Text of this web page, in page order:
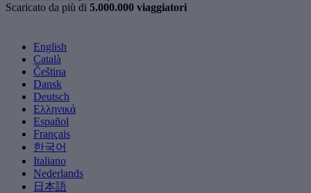
Scaricato da più di 5.000.000 viaggiatori
English
Català
Čeština
Dansk
Deutsch
Ελληνικά
Español
Français
한국어
Italiano
Nederlands
日本語